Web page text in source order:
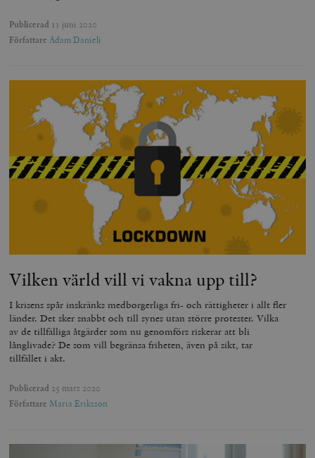
Publicerad 11 juni 2020
Författare Adam Danieli
Vilken värld vill vi vakna upp till?
I krisens spår inskränks medborgerliga fri- och rättigheter i allt fler
länder. Det sker snabbt och till synes utan större protester. Vilka
av de tillfälliga åtgärder som nu genomförs riskerar att bli
långlivade? De som vill begränsa friheten, även på sikt, tar
tillfället i akt.
Publicerad 25 mars 2020
Författare Maria Eriksson